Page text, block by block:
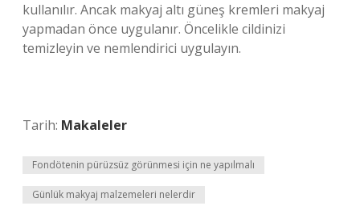
kullanılır. Ancak makyaj altı güneş kremleri makyaj
yapmadan önce uygulanır. Öncelikle cildinizi
temizleyin ve nemlendirici uygulayın.
Tarih: Makaleler
Fondötenin pürüzsüz görünmesi için ne yapılmalı
Günlük makyaj malzemeleri nelerdir